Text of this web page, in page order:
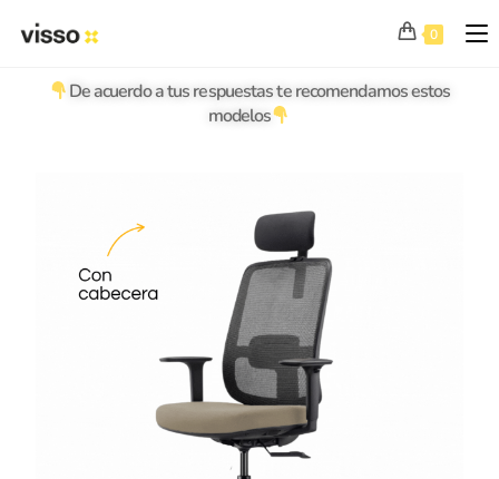
0
De acuerdo a tus respuestas te recomendamos estos
modelos